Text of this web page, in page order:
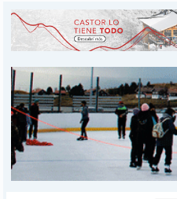
I-
MÁS